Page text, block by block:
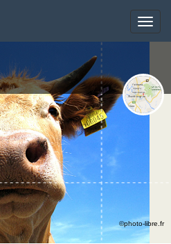
Toggle
©photo-libre.fr
Toggle